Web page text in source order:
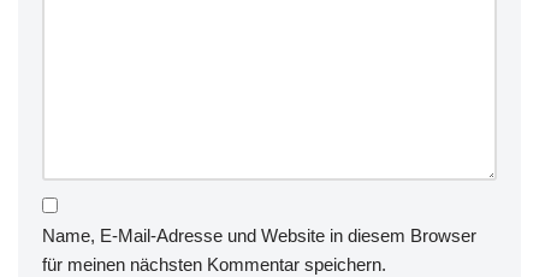
Name, E-Mail-Adresse und Website in diesem Browser
für meinen nächsten Kommentar speichern.